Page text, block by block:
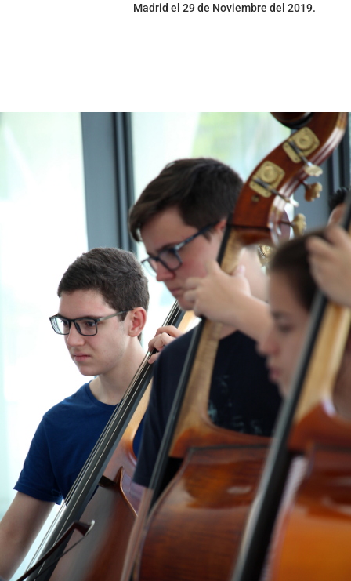
Madrid el 29 de Noviembre del 2019.